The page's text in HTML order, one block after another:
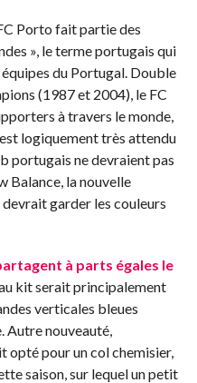
Porto fait partie des
», le terme portugais qui
du Portugal. Double
(1987 et 2004), le FC
à travers le monde,
logiquement très attendu
portugais ne devraient pas
Balance, la nouvelle
garder les couleurs
à parts égales le
kit serait principalement
verticales bleues
Autre nouveauté,
opté pour un col chemisier,
saison, sur lequel un petit